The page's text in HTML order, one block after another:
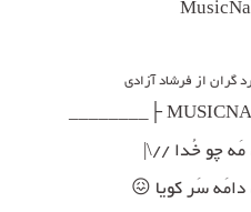
گران از فرشاد آزادی
مَه چو خُدا //\|
دامَه سَر کویا 😖